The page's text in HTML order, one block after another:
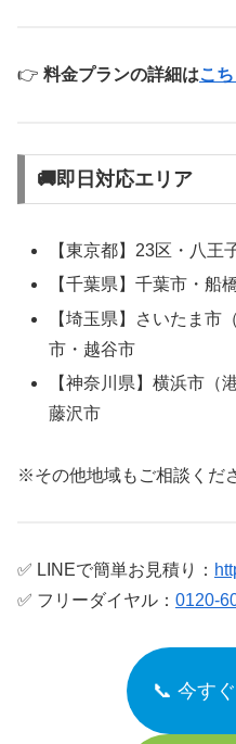
👉 料金プランの詳細はこ
🚚即日対応エリア
【東京都】23区・八王
【千葉県】千葉市・船
【埼玉県】さいたま市
市・越谷市
【神奈川県】横浜市（
藤沢市
※その他地域もご相談くだ
✅ LINEで簡単お見積り：
✅ フリーダイヤル： 0120-
📞 今す